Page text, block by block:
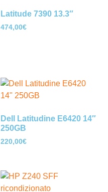
Latitude 7390 13.3″
474,00€
Dell Latitudine E6420 14″
250GB
220,00€